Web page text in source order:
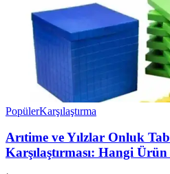
PopülerKarşılaştırma
Arıtime ve Yılzlar Onluk
Karşılaştırması: Hangi